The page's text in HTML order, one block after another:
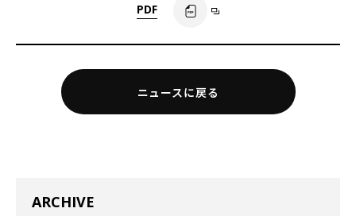
PDF
ニュースに戻る
ARCHIVE